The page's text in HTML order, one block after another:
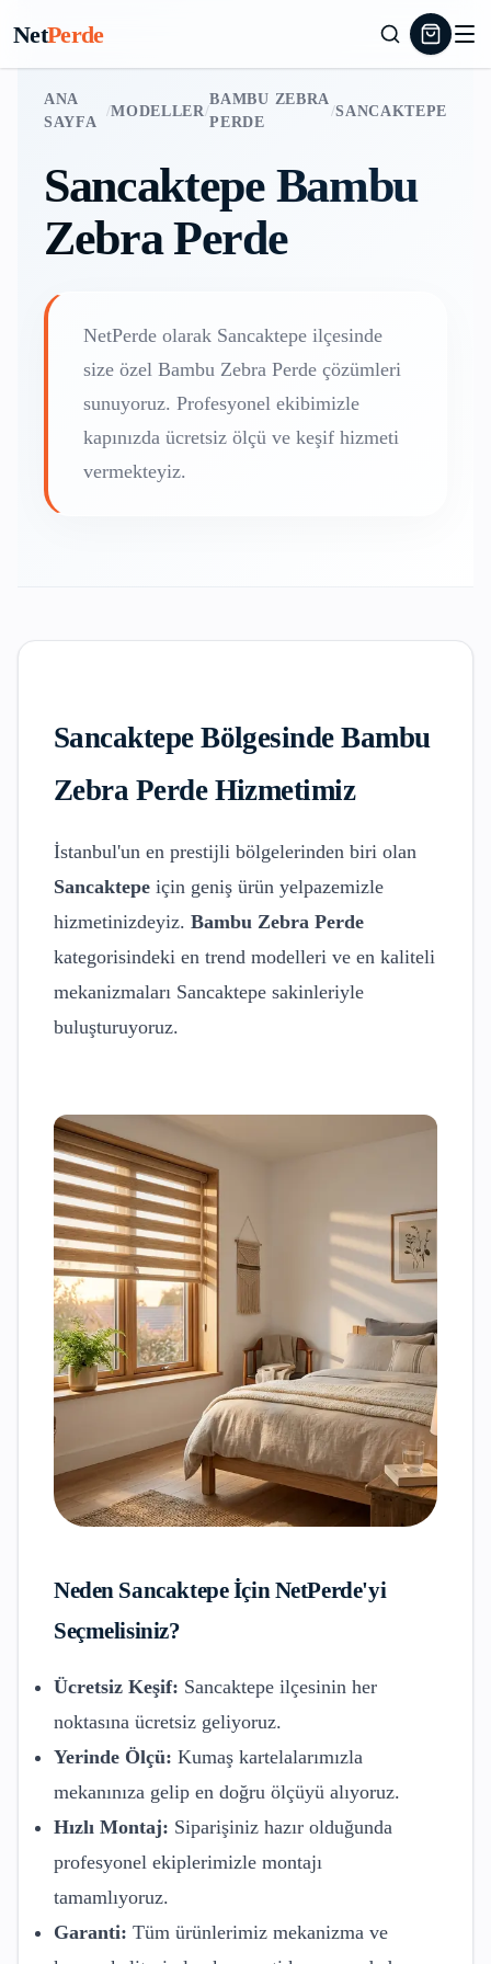
NetPerde
ANA
SAYFA
/MODELLER/
BAMBU ZEBRA
PERDE
/SANCAKTEPE
Sancaktepe Bambu
Zebra Perde
NetPerde olarak Sancaktepe ilçesinde
size özel Bambu Zebra Perde çözümleri
sunuyoruz. Profesyonel ekibimizle
kapınızda ücretsiz ölçü ve keşif hizmeti
vermekteyiz.
SancaktepeBölgesindeBambu
Zebra PerdeHizmetimiz
İstanbul'un en prestijli bölgelerinden biri olan
Sancaktepe için geniş ürün yelpazemizle
hizmetinizdeyiz. Bambu Zebra Perde
kategorisindeki en trend modelleri ve en kaliteli
mekanizmaları Sancaktepe sakinleriyle
buluşturuyoruz.
Neden Sancaktepeİçin NetPerde'yi
Seçmelisiniz?
Ücretsiz Keşif: Sancaktepe ilçesinin her
noktasına ücretsiz geliyoruz.
Yerinde Ölçü: Kumaş kartelalarımızla
mekanınıza gelip en doğru ölçüyü alıyoruz.
Hızlı Montaj: Siparişiniz hazır olduğunda
profesyonel ekiplerimizle montajı
tamamlıyoruz.
Garanti: Tüm ürünlerimiz mekanizma ve